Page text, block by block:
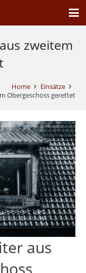
zweitem
Home
Einsätze
Obergeschoss gerettet
aus